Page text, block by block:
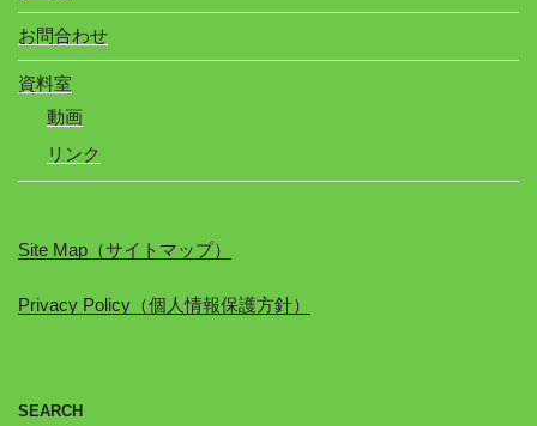
お問合わせ
資料室
動画
リンク
Site Map（サイトマップ）
Privacy Policy（個人情報保護方針）
SEARCH